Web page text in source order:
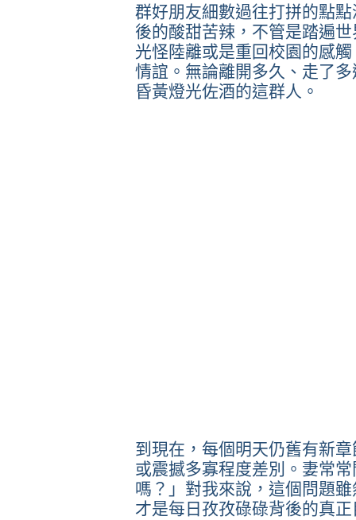
群好朋友細數過往打拼的點
後的酸甜苦辣，不管是踏遍
光怪陸離或是重回校園的感
情誼。無論離開多久、走了
昏黃燈光佐酒的這群人。
到現在，每個明天仍舊有新
或震撼多寡程度差別。妻常
嗎？」對我來說，這個問題
才是每日孜孜碌碌背後的真